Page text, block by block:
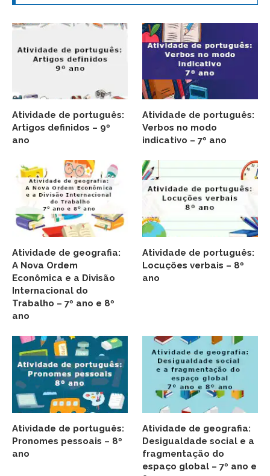
Atividade de português:
Artigos definidos – 9º
ano
Atividade de português:
Verbos no modo
indicativo – 7º ano
Atividade de geografia:
A Nova Ordem
Econômica e a Divisão
Internacional do
Trabalho – 7º ano e 8º
ano
Atividade de português:
Locuções verbais – 8º
ano
Atividade de português:
Pronomes pessoais – 8º
ano
Atividade de geografia:
Desigualdade social e a
fragmentação do
espaço global – 7º ano e